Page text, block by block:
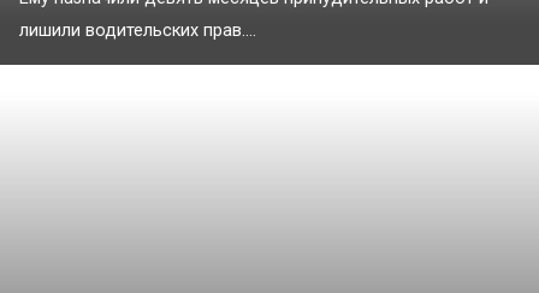
лишили водительских прав....